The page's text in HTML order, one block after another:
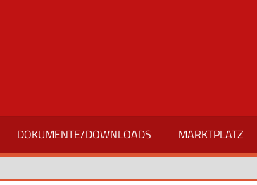
DOKUMENTE/DOWNLOADS MARKTPLATZ